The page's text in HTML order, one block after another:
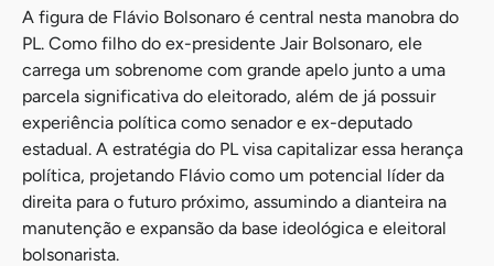
A figura de Flávio Bolsonaro é central nesta manobra do
PL. Como filho do ex-presidente Jair Bolsonaro, ele
carrega um sobrenome com grande apelo junto a uma
parcela significativa do eleitorado, além de já possuir
experiência política como senador e ex-deputado
estadual. A estratégia do PL visa capitalizar essa herança
política, projetando Flávio como um potencial líder da
direita para o futuro próximo, assumindo a dianteira na
manutenção e expansão da base ideológica e eleitoral
bolsonarista.